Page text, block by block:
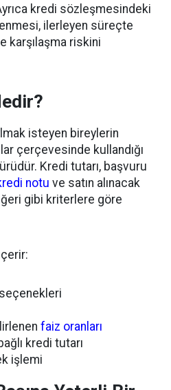
kredi sözleşmesindeki
ilerleyen süreçte
karşılaşma riskini
isteyen bireylerin
çerçevesinde kullandığı
Kredi tutarı, başvuru
notu ve satın alınacak
gibi kriterlere göre
faiz oranları
kredi tutarı
işlemi